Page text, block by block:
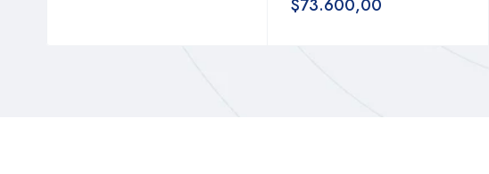
$73.600,00